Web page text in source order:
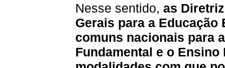
Nesse sentido, as
Gerais para a
comuns nacionais para
Fundamental e o